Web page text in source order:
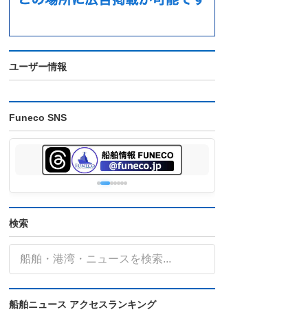
ユーザー情報
Funeco SNS
検索
船舶ニュース アクセスランキング